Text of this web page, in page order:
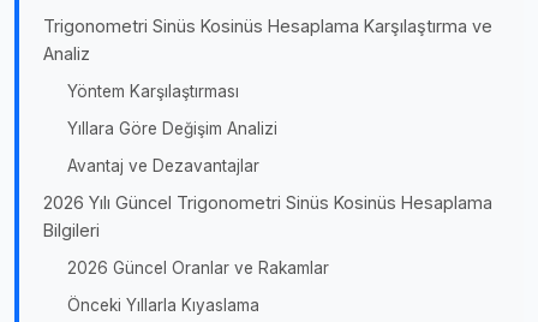
Trigonometri Sinüs Kosinüs Hesaplama Karşılaştırma ve
Analiz
Yöntem Karşılaştırması
Yıllara Göre Değişim Analizi
Avantaj ve Dezavantajlar
2026 Yılı Güncel Trigonometri Sinüs Kosinüs Hesaplama
Bilgileri
2026 Güncel Oranlar ve Rakamlar
Önceki Yıllarla Kıyaslama